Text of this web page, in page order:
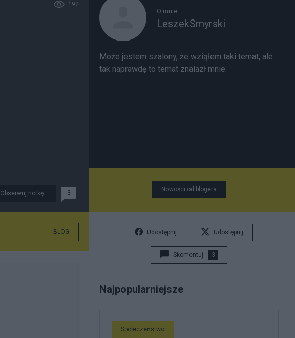
192
Obserwuj notkę 3
BLOG
O mnie
LeszekSmyrski
Może jestem szalony, że wziąłem taki temat, ale
tak naprawdę to temat znalazł mnie.
Nowości od blogera
Udostępnij Udostępnij
Skomentuj 3
Najpopularniejsze
Społeczeństwo